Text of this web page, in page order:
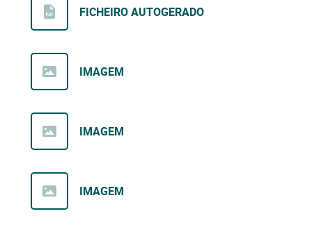
FICHEIRO AUTOGERADO
IMAGEM
IMAGEM
IMAGEM